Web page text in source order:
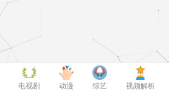
电视剧 动漫 综艺 视频解析